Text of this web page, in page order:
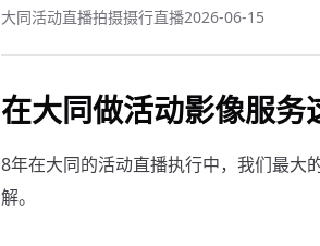
大同活动直播拍摄摄行直播2026-06-15
在大同做活动影像服
8年在大同的活动直播执行中，我们最大
解。